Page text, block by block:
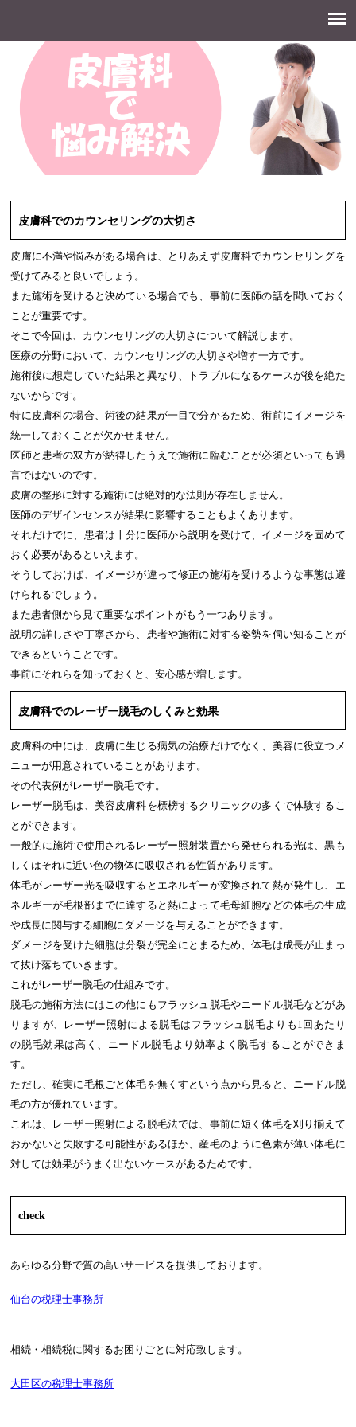
皮膚科に関する情報が満載！
皮膚科でのカウンセリングの大切さ
皮膚に不満や悩みがある場合は、とりあえず皮膚科でカウンセリングを
受けてみると良いでしょう。
また施術を受けると決めている場合でも、事前に医師の話を聞いておく
ことが重要です。
そこで今回は、カウンセリングの大切さについて解説します。
医療の分野において、カウンセリングの大切さや増す一方です。
施術後に想定していた結果と異なり、トラブルになるケースが後を絶た
ないからです。
特に皮膚科の場合、術後の結果が一目で分かるため、術前にイメージを
統一しておくことが欠かせません。
医師と患者の双方が納得したうえで施術に臨むことが必須といっても過
言ではないのです。
皮膚の整形に対する施術には絶対的な法則が存在しません。
医師のデザインセンスが結果に影響することもよくあります。
それだけでに、患者は十分に医師から説明を受けて、イメージを固めて
おく必要があるといえます。
そうしておけば、イメージが違って修正の施術を受けるような事態は避
けられるでしょう。
また患者側から見て重要なポイントがもう一つあります。
説明の詳しさや丁寧さから、患者や施術に対する姿勢を伺い知ることが
できるということです。
事前にそれらを知っておくと、安心感が増します。
皮膚科でのレーザー脱毛のしくみと効果
皮膚科の中には、皮膚に生じる病気の治療だけでなく、美容に役立つメ
ニューが用意されていることがあります。
その代表例がレーザー脱毛です。
レーザー脱毛は、美容皮膚科を標榜するクリニックの多くで体験するこ
とができます。
一般的に施術で使用されるレーザー照射装置から発せられる光は、黒も
しくはそれに近い色の物体に吸収される性質があります。
体毛がレーザー光を吸収するとエネルギーが変換されて熱が発生し、エ
ネルギーが毛根部までに達すると熱によって毛母細胞などの体毛の生成
や成長に関与する細胞にダメージを与えることができます。
ダメージを受けた細胞は分裂が完全にとまるため、体毛は成長が止まっ
て抜け落ちていきます。
これがレーザー脱毛の仕組みです。
脱毛の施術方法にはこの他にもフラッシュ脱毛やニードル脱毛などがあ
りますが、レーザー照射による脱毛はフラッシュ脱毛よりも1回あたり
の脱毛効果は高く、ニードル脱毛より効率よく脱毛することができま
す。
ただし、確実に毛根ごと体毛を無くすという点から見ると、ニードル脱
毛の方が優れています。
これは、レーザー照射による脱毛法では、事前に短く体毛を刈り揃えて
おかないと失敗する可能性があるほか、産毛のように色素が薄い体毛に
対しては効果がうまく出ないケースがあるためです。
check
あらゆる分野で質の高いサービスを提供しております。
仙台の税理士事務所
相続・相続税に関するお困りごとに対応致します。
大田区の税理士事務所